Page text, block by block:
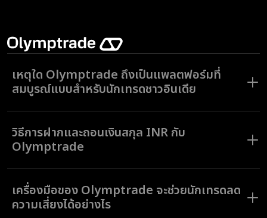
เหตุใด Olymptrade ถึงเป็นแพลตฟอร์มที่
สมบูรณ์แบบสำหรับนักเทรดชาวอินเดีย
Olymptrade ช่วยให้การเทรดเป็นเรื่องที่ทำได้สะดวกสำหรับผู้ใช้ชาวอินเดีย
ด้วยแพลตฟอร์มที่มีความเรียบง่าย ตัวเลือกการชำระเงินท้องถิ่น เช่น UPI
และบริการช่วยเหลือลูกค้าที่ให้บริการทุกวันตลอด 24 ชั่วโมงในภาษาของคุณ
ด้วยประสบการณ์ที่ยาวนานกว่าสิบปี และผู้ใช้จากทั่วโลกกว่า 100 ล้านราย เรา
ได้สร้างชื่อเสียงด้านความน่าไว้วางใจและความโปร่งใส ไม่ว่าคุณจะเพิ่งเริ่มต้น
ประโยชน์ เช่น บัญชีทดลองไร้ความเสี่ยง Stop Loss และนักวิเคราะห์การ
เทรดเพื่อช่วยให้คุณเทรดได้อย่างมั่นใจมากยิ่งขึ้น
วิธีการฝากและถอนเงินสกุล INR กับ
Olymptrade
การฝากและถอนเงินรูปีอินเดียที่ Olymptrade นั้นทำได้รวดเร็วและง่ายดาย
Olymptrade รองรับตัวเลือกการชำระเงินท้องถิ่น เช่น UPI Neteller และ
Skrill เพื่อให้มั่นใจในธุรกรรมที่ปลอดภัยและสะดวกสบาย เพียงแค่เลือกช่อง
ทางที่คุณสะดวก กรอกจำนวนเงิน และทำธุรกรรมให้สมบูรณ์ภายในไม่กี่คลิก
อีกทั้ง ทางแพลตฟอร์มยังให้ฝากและถอนเงินได้โดยไม่มีค่าธรรมเนียม เพื่อที่
เครื่องมือของ Olymptrade จะช่วยนักเทรดลด
ความเสี่ยงได้อย่างไร